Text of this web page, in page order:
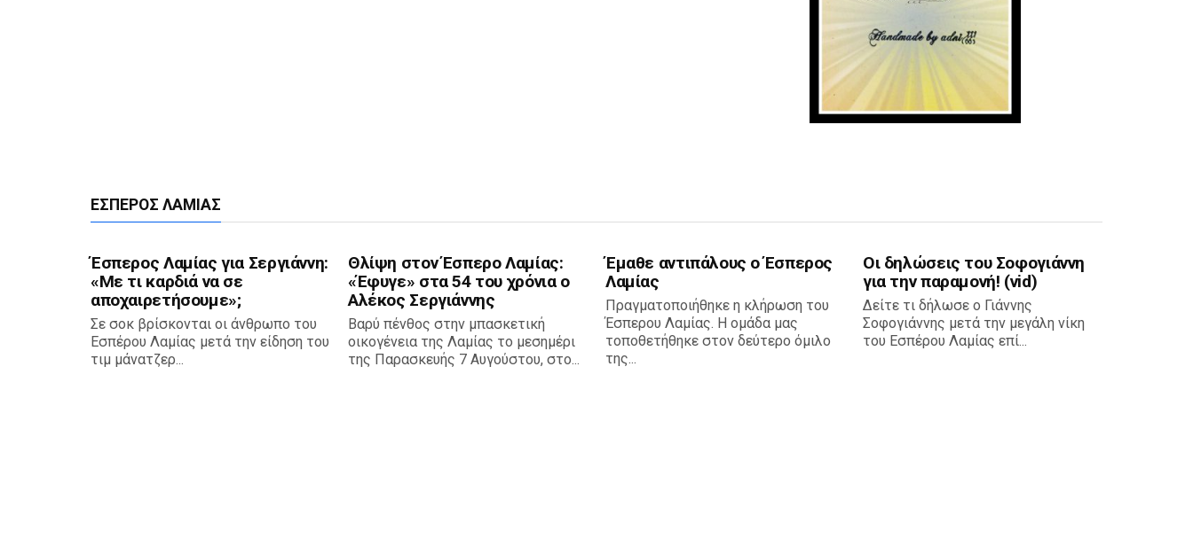
ΈΣΠΕΡΟΣ ΛΑΜΊΑΣ
Έσπερος Λαμίας για Σεργιάννη:
«Με τι καρδιά να σε
αποχαιρετήσουμε»;
Σε σοκ βρίσκονται οι άνθρωπο του
Εσπέρου Λαμίας μετά την είδηση του
τιμ μάνατζερ...
Θλίψη στον Έσπερο Λαμίας:
«Έφυγε» στα 54 του χρόνια ο
Αλέκος Σεργιάννης
Βαρύ πένθος στην μπασκετική
οικογένεια της Λαμίας το μεσημέρι
της Παρασκευής 7 Αυγούστου, στο...
Έμαθε αντιπάλους ο Έσπερος
Λαμίας
Πραγματοποιήθηκε η κλήρωση του
Έσπερου Λαμίας. Η ομάδα μας
τοποθετήθηκε στον δεύτερο όμιλο
της...
Οι δηλώσεις του Σοφογιάννη
για την παραμονή! (vid)
Δείτε τι δήλωσε ο Γιάννης
Σοφογιάννης μετά την μεγάλη νίκη
του Εσπέρου Λαμίας επί...